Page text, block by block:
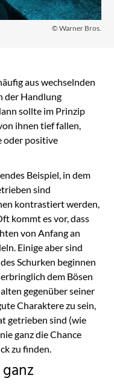
© Warner Bros.
aus wechselnden
der Handlung
sollte im Prinzip
ihnen tief fallen,
oder positive
Beispiel, in dem
sind
kontrastiert werden,
kommt es vor, dass
von Anfang an
Einige aber sind
Schurken beginnen
dem Bösen
gegenüber seiner
Charaktere zu sein,
getrieben sind (wie
ganz die Chance
zu finden.